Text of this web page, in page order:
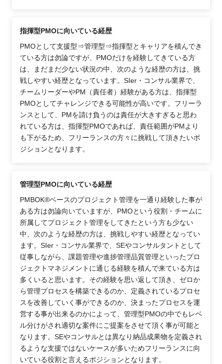
指揮型PMOに向いている経歴
PMOとして支援型⇒管理型⇒指揮型とキャリアを積んでき
ている方は勿論ですが、PMOだけを経験してきている方
は、まだまだ少ない状況の中、次のような経歴の方は、挑
戦しやすい経歴となっています。SIer・コンサル業界で、
チームリーダーやPM（責任者）経験がある方は、指揮型
PMOとしてチャレンジできる可能性が高いです。フリーラ
ンスとして、PMを請け負うのは責任が大きすぎると思わ
れている方は、指揮型PMOであれば、責任範囲がPMより
も下がるため、フリーランスの方々に挑戦して頂きたいポ
ジションとなります。
管理型PMOに向いている経歴
PMBOK®ベースのプロジェクト管理を一通り経験した事が
ある方は勿論向いていますが、PMOという役割・チームに
所属してプロジェクト管理をしてきたという方も少ない
中、次のような経歴の方は、挑戦しやすい経歴となってい
ます。SIer・コンサル業界で、SEやコンサルタントとして
従事しながら、課題管理や進捗管理品質管理といったプロ
ジェクトマネジメントに通じる経験を積んで来ている方は
多くいると思います。その経験を思い返して頂き、ゼロか
ら管理プロセスを構築できるのか、定義されているプロセ
スを改善していく事ができるのか、決まったプロセスを運
営する事が出来るのかによって、管理型PMOの中でもレベ
ル分けがされ適切な案件にご提案をさせて頂く事が可能と
なります。SEやコンサルとは異なり納品成果物を定義され
るような支援ではないケースが多いためフリーランスに向
いている役割と言えるポジションとなります。